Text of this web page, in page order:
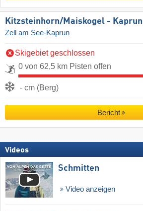
Kitzsteinhorn/​Maiskogel - Kaprun
Zell am See-Kaprun
Skigebiet geschlossen
0 von 62,5 km Pisten offen
- cm (Berg)
Bericht
Videos
Schmitten
Video anzeigen